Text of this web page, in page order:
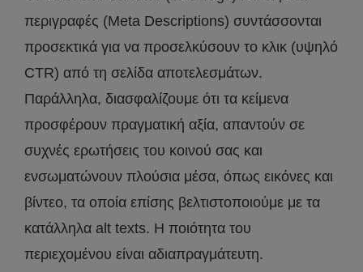
περιγραφές (Meta Descriptions) συντάσσονται
προσεκτικά για να προσελκύσουν το κλικ (υψηλό
CTR) από τη σελίδα αποτελεσμάτων.
Παράλληλα, διασφαλίζουμε ότι τα κείμενα
προσφέρουν πραγματική αξία, απαντούν σε
συχνές ερωτήσεις του κοινού σας και
ενσωματώνουν πλούσια μέσα, όπως εικόνες και
βίντεο, τα οποία επίσης βελτιστοποιούμε με τα
κατάλληλα alt texts. Η ποιότητα του
περιεχομένου είναι αδιαπραγμάτευτη.